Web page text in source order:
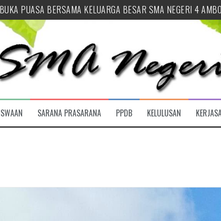
HUT SEKOLAH SEKALIGUS BUKA TAHUN AJARAN 2026/
MPLS RAMAH 2026 SMA NEGERI 4 AMBON
2026/2027 SMA NEGERI 4 AMBON RESMI DIBUKA
BARU (SPMB) SMA NEGERI 4 AMBON TAHUN AJARAN
PUASA BERSAMA KELUARGA BESAR SMA NEGERI 4
SARANA PRASARANA PPDB KELULUSAN